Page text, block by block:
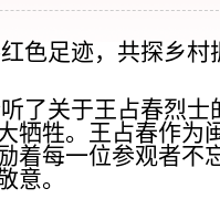
色足迹，共探乡村
了关于王占春烈士
牺牲。王占春作为
着每一位参观者不
意。